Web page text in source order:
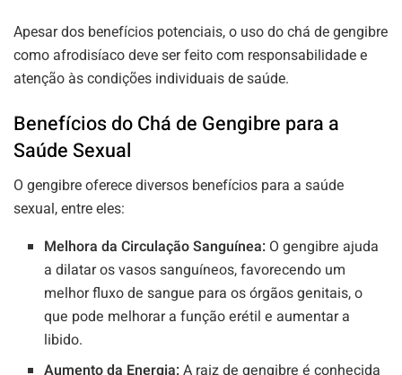
Apesar dos benefícios potenciais, o uso do chá de gengibre
como afrodisíaco deve ser feito com responsabilidade e
atenção às condições individuais de saúde.
Benefícios do Chá de Gengibre para a
Saúde Sexual
O gengibre oferece diversos benefícios para a saúde
sexual, entre eles:
Melhora da Circulação Sanguínea: O gengibre ajuda
a dilatar os vasos sanguíneos, favorecendo um
melhor fluxo de sangue para os órgãos genitais, o
que pode melhorar a função erétil e aumentar a
libido.
Aumento da Energia:A raiz de gengibre é conhecida